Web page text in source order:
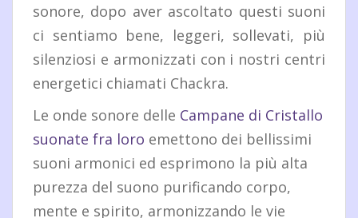
sonore, dopo aver ascoltato questi suoni
ci sentiamo bene, leggeri, sollevati, più
silenziosi e armonizzati con i nostri centri
energetici chiamati Chackra.
Le onde sonore delle Campane di Cristallo
suonate fra loro emettono dei bellissimi
suoni armonici ed esprimono la più alta
purezza del suono purificando corpo,
mente e spirito, armonizzando le vie